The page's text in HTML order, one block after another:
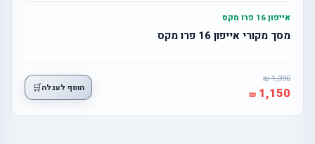
אייפון 16 פרו מקס
מסך מקורי אייפון 16 פרו מקס
1,390
1,150 הוסף לעגלה🛒